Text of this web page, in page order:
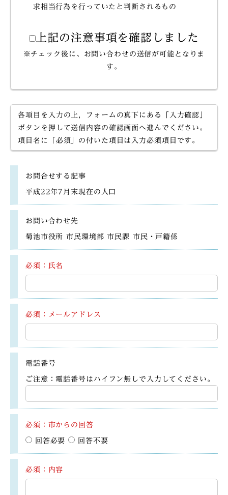
求相当行為を行っていたと判断されるもの
上記の注意事項を確認しました
※チェック後に、お問い合わせの送信が可能となりま
す。
各項目を入力の上，フォームの真下にある「入力確認」
ボタンを押して送信内容の確認画面へ進んでください。
項目名に「必須」の付いた項目は入力必須項目です。
お問合せする記事
平成22年7月末現在の人口
お問い合わせ先
菊池市役所 市民環境部 市民課 市民・戸籍係
必須：氏名
必須：メールアドレス
電話番号
ご注意：電話番号はハイフン無しで入力してください。
必須：市からの回答
回答必要 回答不要
必須：内容